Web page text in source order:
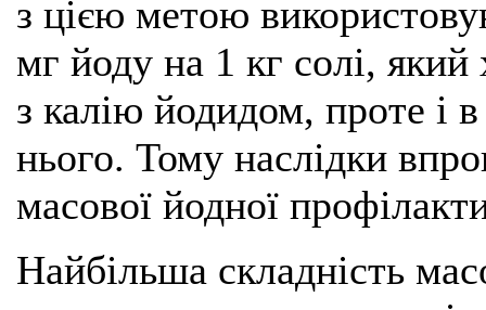
з цією метою
мг йоду на 1 кг солі, який
з калію йодидом, проте і
нього. Тому наслідки
масової йодної
Найбільша складність